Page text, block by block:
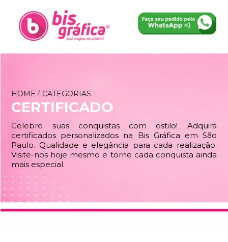
HOME CATEGORIAS
CERTIFICADO
Celebre suas conquistas com estilo! Adquira
certificados personalizados na Bis Gráfica em São
Paulo. Qualidade e elegância para cada realização.
Visite-nos hoje mesmo e torne cada conquista ainda
mais especial.